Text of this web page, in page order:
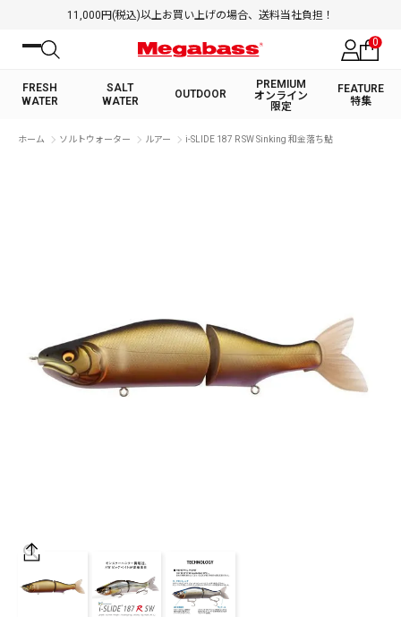
11,000円(税込)以上お買い上げの場合、送料当社負担！
0
FRESH
WATER
SALT
WATER
OUTDOOR
PREMIUM
オンライン
限定
FEATURE
特集
絞り込み検索
PREMIUM オンライン限定
FRESH WATER
価格
ホーム ソルトウォーター ルアー i-SLIDE 187 R SW Sinking 和金落ち鮎